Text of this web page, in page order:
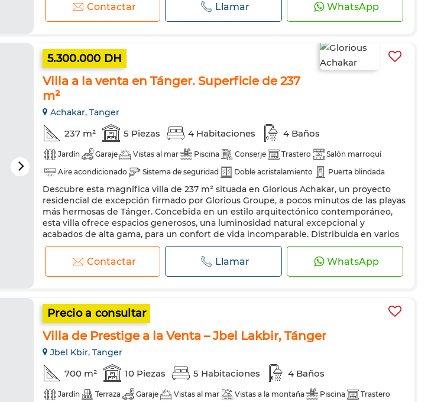
Contactar Llamar WhatsApp
5.300.000 DH
Villa a la venta en Tánger. Superficie de 237
m²
Achakar, Tanger
237 m² 5 Piezas 4 Habitaciones 4 Baños
Jardín Garaje Vistas al mar Piscina Conserje Trastero
Salón marroquí
Aire acondicionado
Sistema de seguridad Doble acristalamiento
Puerta blindada
Cocina equipada
Descubre esta magnífica villa de 237 m² situada en Glorious Achakar, un proyecto
residencial de excepción firmado por Glorious Groupe, a pocos minutos de las playas
más hermosas de Tánger. Concebida en un estilo arquitectónico contemporáneo,
esta villa ofrece espacios generosos, una luminosidad natural excepcional y
acabados de alta gama, para un confort de vida incomparable. Distribuida en varios
niveles, responde perfectamente a las expectativ...
Contactar Llamar WhatsApp
Precio a consultar
Villa de Prestige a la Venta – Jbel Lakbir, Tánger
Jbel Kbir, Tanger
700 m² 10 Piezas 5 Habitaciones 4 Baños
Jardín Terraza Garaje Vistas al mar Vistas a la montaña Piscina
Trastero